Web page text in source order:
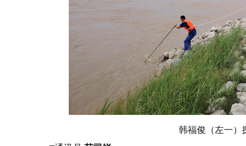
韩福俊（左一）